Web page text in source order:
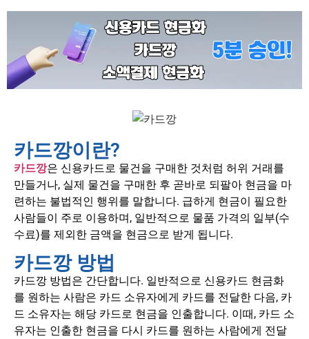
카드깡이란?
카드깡은 신용카드로 물건을 구매한 것처럼 허위 거래를
만들거나, 실제 물건을 구매한 후 곧바로 되팔아 현금을 마
련하는 불법적인 행위를 말합니다. 급하게 현금이 필요한
사람들이 주로 이용하며, 일반적으로 물품 가격의 일부(수
수료)를 제외한 금액을 현금으로 받게 됩니다.
카드깡 방법
카드깡 방법은 간단합니다. 일반적으로 신용카드 현금화
를 원하는 사람은 카드 소유자에게 카드를 전달한 다음, 카
드 소유자는 해당 카드로 현금을 인출합니다. 이때, 카드 소
유자는 인출한 현금을 다시 카드를 원하는 사람에게 전달